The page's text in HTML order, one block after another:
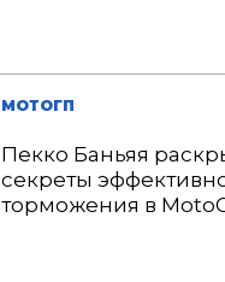
МОТОГП
Пекко Баньяя
секреты
торможения в